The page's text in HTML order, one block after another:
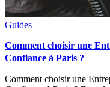
Guides
Comment choisir une
Confiance à Paris ?
Comment choisir une